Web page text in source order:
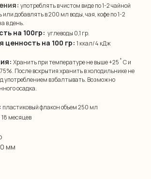
употреблять в чистом виде по 1-2 чайной
или добавлять в 200 мл воды, чая, кофе по 1-2
в день.
на 100гр: углеводы 0,1 гр.
ценность на 100 гр: 1 ккал/4 кДж
Хранить при температуре не выше +25˚ С и
После вскрытия хранить в холодильнике не
употреблением взбалтывать. Возможно
осадка.
пластиковый флакон объем 250 мл
18 месяцев
мм